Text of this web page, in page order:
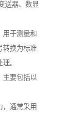
送器、数显
用于测量和
转换为标准
。
主要包括以
，通常采用